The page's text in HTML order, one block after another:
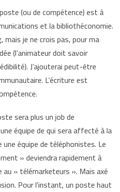
(ou de compétence) est à
et la bibliothéconomie.
je ne crois pas, pour ma
(l’animateur doit savoir
J’ajouterai peut-être
L’écriture est
sera plus un job de
équipe de qui sera affecté à la
équipe de téléphonistes. Le
» deviendra rapidement à
« télémarketeurs ». Mais axé
Pour l’instant, un poste haut